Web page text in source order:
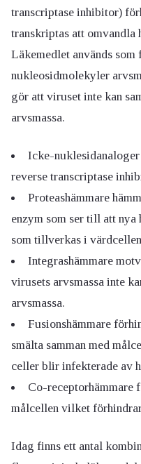
transcriptase inhibitor)
transkriptas att
Läkemedlet används
nukleosidmolekyler
gör att viruset inte kan
arvsmassa.
Icke-
reverse transcriptase
Proteashämmare
enzym som ser till att
som tillverkas i
Integrashämmare
virusets arvsmassa inte
arvsmassa.
Fusionshämmare
smälta samman med
celler blir infekterade av
Co-receptorhämmare
målcellen vilket
Idag finns ett antal